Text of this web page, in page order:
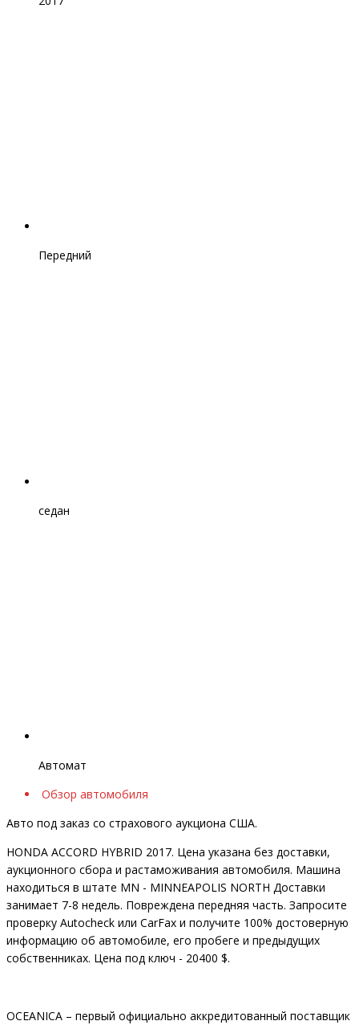
Передний
седан
Автомат
Обзор автомобиля
Авто под заказ со страхового аукциона США.
HONDA ACCORD HYBRID 2017. Цена указана без доставки,
аукционного сбора и растаможивания автомобиля. Машина
находиться в штате MN - MINNEAPOLIS NORTH Доставки
занимает 7-8 недель. Повреждена передняя часть. Запросите
проверку Autocheck или CarFax и получите 100% достоверную
информацию об автомобиле, его пробеге и предыдущих
собственниках. Цена под ключ - 20400 $.
OCEANIСA – первый официально аккредитованный поставщик